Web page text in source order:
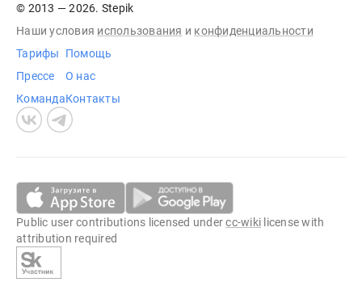
© 2013 — 2026. Stepik
Наши условия использования и конфиденциальности
Тарифы
Прессе
Команда
Помощь
О нас
Контакты
Public user contributions licensed undercc-wiki license with
attribution required